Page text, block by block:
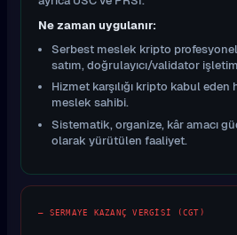
Ne zaman uygulanır:
Serbest meslek kripto
satım, doğrulayıcı/validator
Hizmet karşılığı kripto kabul
meslek sahibi.
Sistematik, organize, kâr amacı
olarak yürütülen faaliyet.
— SERMAYE KAZANÇ VERGISI (CGT)